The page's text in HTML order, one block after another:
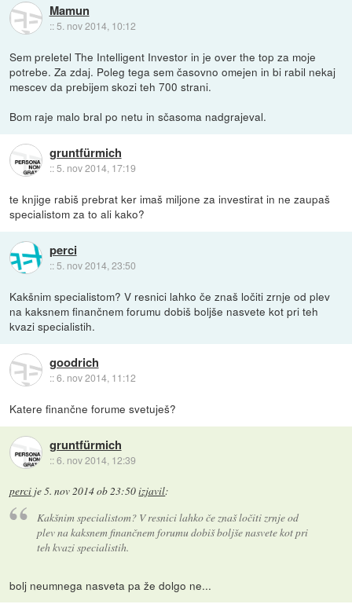
Mamun
:: 5. nov 2014, 10:12
Sem preletel The Intelligent Investor in je over the top za moje
potrebe. Za zdaj. Poleg tega sem časovno omejen in bi rabil nekaj
mescev da prebijem skozi teh 700 strani.
Bom raje malo bral po netu in sčasoma nadgrajeval.
gruntfürmich
::5. nov 2014, 17:19
te knjige rabiš prebrat ker imaš miljone za investirat in ne zaupaš
specialistom za to ali kako?
perci
:: 5. nov 2014, 23:50
Kakšnim specialistom? V resnici lahko če znaš ločiti zrnje od plev
na kaksnem finančnem forumu dobiš boljše nasvete kot pri teh
kvazi specialistih.
goodrich
::6. nov 2014, 11:12
Katere finančne forume svetuješ?
gruntfürmich
::6. nov 2014, 12:39
perci je5. nov 2014 ob 23:50izjavil:
Kakšnim specialistom? V resnici lahko če znaš ločiti zrnje od
plev na kaksnem finančnem forumu dobiš boljše nasvete kot pri
teh kvazi specialistih.
bolj neumnega nasveta pa že dolgo ne...